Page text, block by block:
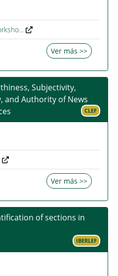
Ver más >>
Subjectivity,
and Authority of News
CLEF
Ver más >>
of sections in
IBERLEF